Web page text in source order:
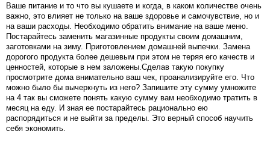
Ваше питание и то что вы кушаете и когда, в каком количестве очень
важно, это влияет не только на ваше здоровье и самочувствие, но и
на ваши расходы. Необходимо обратить внимание на ваше меню.
Постарайтесь заменить магазинные продукты своим домашним,
заготовками на зиму. Приготовлением домашней выпечки. Замена
дорогого продукта более дешевым при этом не теряя его качеств и
ценностей, которые в нем заложены.Сделав такую покупку
просмотрите дома внимательно ваш чек, проанализируйте его. Что
можно было бы вычеркнуть из него? Запишите эту сумму умножите
на 4 так вы сможете понять какую сумму вам необходимо тратить в
месяц на еду. И зная ее постарайтесь рационально ею
распорядиться и не выйти за пределы. Это верный способ научить
себя экономить.